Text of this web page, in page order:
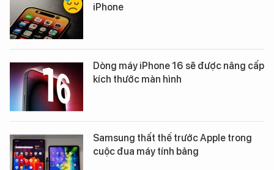
iPhone
Dòng máy iPhone 16 sẽ được nâng cấp
kích thước màn hình
Samsung thất thế trước Apple trong
cuộc đua máy tính bảng